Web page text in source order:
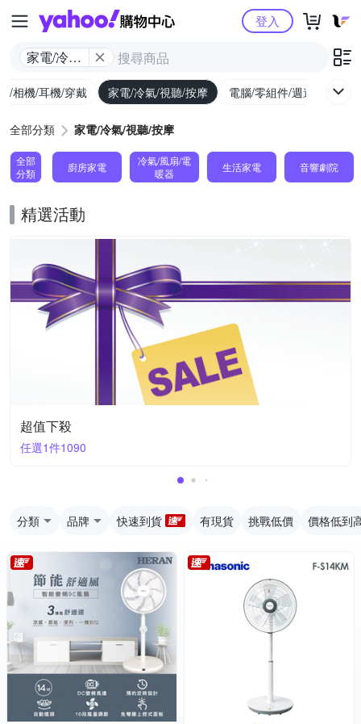
Yahoo購物中心
家電/冷氣/
登入
/相機/耳機/穿戴 家電/冷氣/視聽/按摩 電腦/零組件/週邊/遊戲
全部分類 家電/冷氣/視聽/按摩
全部
分類
廚房家電
冷氣/風扇/電
暖器
生活家電 音響劇院
精選活動
超值下殺
任選1件1090
分類 品牌 快速到貨 有現貨 挑戰低價 價格低到